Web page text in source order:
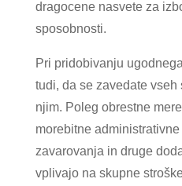
dragocene nasvete za
sposobnosti.
Pri pridobivanju
tudi, da se zavedate vseh
njim. Poleg obrestne
morebitne
zavarovanja in druge
vplivajo na skupne